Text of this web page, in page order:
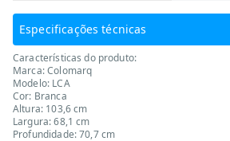
Especificações técnicas
Características do produto:
Marca: Colomarq
Modelo: LCA
Cor: Branca
Altura: 103,6 cm
Largura: 68,1 cm
Profundidade: 70,7 cm